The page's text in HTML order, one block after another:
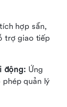
hợp sẵn,
trợ giao tiếp
động: Ứng
quản lý